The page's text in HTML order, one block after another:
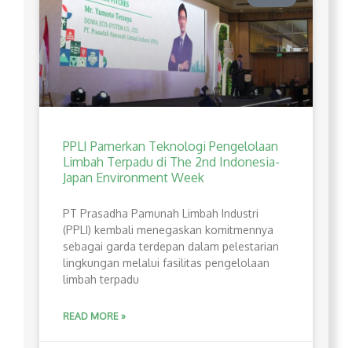
PPLI Pamerkan Teknologi Pengelolaan
Limbah Terpadu di The 2nd Indonesia-
Japan Environment Week
PT Prasadha Pamunah Limbah Industri
(PPLI) kembali menegaskan komitmennya
sebagai garda terdepan dalam pelestarian
lingkungan melalui fasilitas pengelolaan
limbah terpadu
READ MORE »